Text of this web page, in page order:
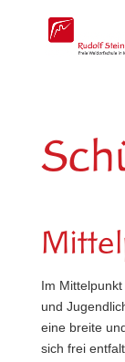
Im
und
eine breite
sich frei